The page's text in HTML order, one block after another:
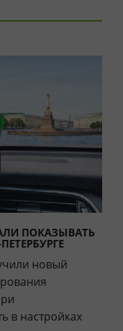
ПОКАЗЫВАТЬ
новый
в настройках